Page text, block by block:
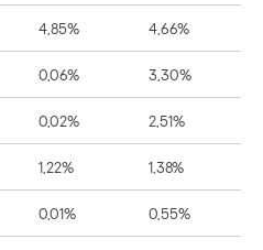
4,85% 4,66%
0,06% 3,30%
0,02% 2,51%
1,22% 1,38%
0,01% 0,55%